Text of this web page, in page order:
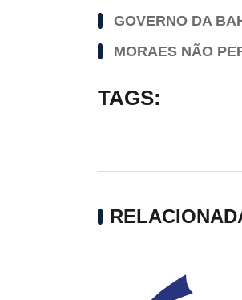
GOVERNO DA
MORAES NÃO
TAGS: